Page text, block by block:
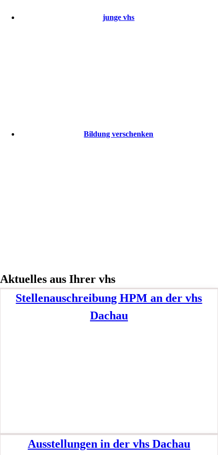
junge vhs
Bildung verschenken
Aktuelles aus Ihrer vhs
Stellenauschreibung HPM an der vhs
Dachau
Ausstellungen in der vhs Dachau